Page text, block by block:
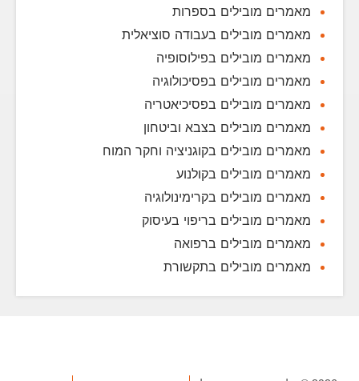
מאמרים מובילים בספרות
מאמרים מובילים בעבודה סוציאלית
מאמרים מובילים בפילוסופיה
מאמרים מובילים בפסיכולוגיה
מאמרים מובילים בפסיכיאטריה
מאמרים מובילים בצבא וביטחון
מאמרים מובילים בקוגניציה וחקר המוח
מאמרים מובילים בקולנוע
מאמרים מובילים בקרימינולוגיה
מאמרים מובילים בריפוי בעיסוק
מאמרים מובילים ברפואה
מאמרים מובילים בתקשורת